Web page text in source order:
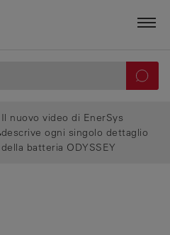
Il nuovo video di EnerSys
descrive ogni singolo dettaglio
della batteria ODYSSEY